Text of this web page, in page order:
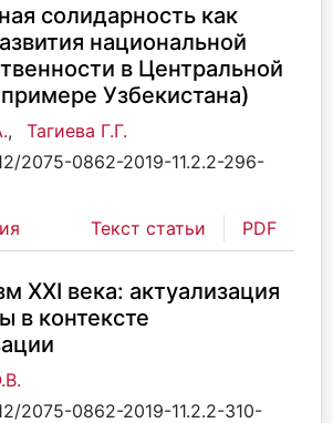
солидарность как
национальной
в Центральной
Узбекистана)
,
Тагиева Г.Г.
2075-0862-2019-11.2.2-296-
Текст статьи PDF
XXI века: актуализация
в контексте
2075-0862-2019-11.2.2-310-